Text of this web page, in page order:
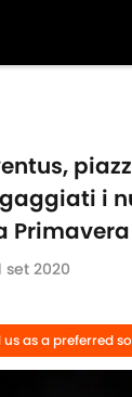
i
Primavera
set 2020
us as a preferred